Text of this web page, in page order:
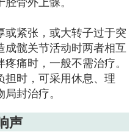
紧张，或大转子过于突
髋关节活动时两者相互
痛时，一般不需治疗。
时，可采用休息、理
封治疗。
声